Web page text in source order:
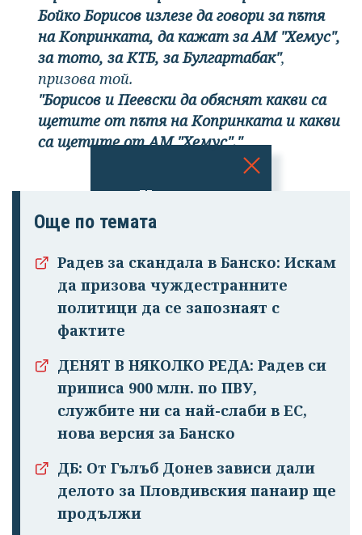
Успешно
излязохте от
Бойко Борисов излезе да говори за пътя
на Копринката, да кажат за АМ "Хемус",
за тото, за КТБ, за Булгартабак",
призова той.
"Борисов и Пеевски да обяснят какви са
щетите от пътя на Копринката и какви
са щетите от АМ "Хемус"."
Още по темата
Радев за скандала в Банско: Искам
да призова чуждестранните
политици да се запознаят с
фактите
ДЕНЯТ В НЯКОЛКО РЕДА: Радев си
приписа 900 млн. по ПВУ,
службите ни са най-слаби в ЕС,
нова версия за Банско
ДБ: От Гълъб Донев зависи дали
делото за Пловдивския панаир ще
продължи